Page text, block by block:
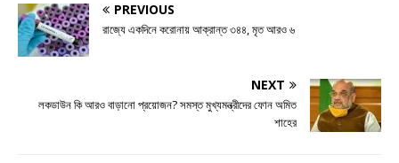
PREVIOUS
রাজ্যে একদিনে করোনায় আক্রান্ত ৩৪৪, মৃত আরও ৬
NEXT
লকডাউন কি আরও বাড়ানো প্রয়োজন? সমস্ত মুখ্যমন্ত্রীদের ফোন অমিত
শাহের